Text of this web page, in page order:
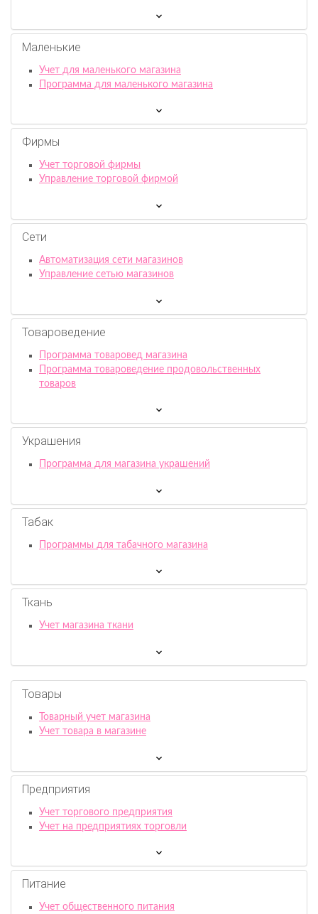
Маленькие
Учет для маленького магазина
Программа для маленького магазина
Фирмы
Учет торговой фирмы
Управление торговой фирмой
Сети
Автоматизация сети магазинов
Управление сетью магазинов
Товароведение
Программа товаровед магазина
Программа товароведение продовольственных
товаров
Украшения
Программа для магазина украшений
Табак
Программы для табачного магазина
Ткань
Учет магазина ткани
Товары
Товарный учет магазина
Учет товара в магазине
Предприятия
Учет торгового предприятия
Учет на предприятиях торговли
Питание
Учет общественного питания